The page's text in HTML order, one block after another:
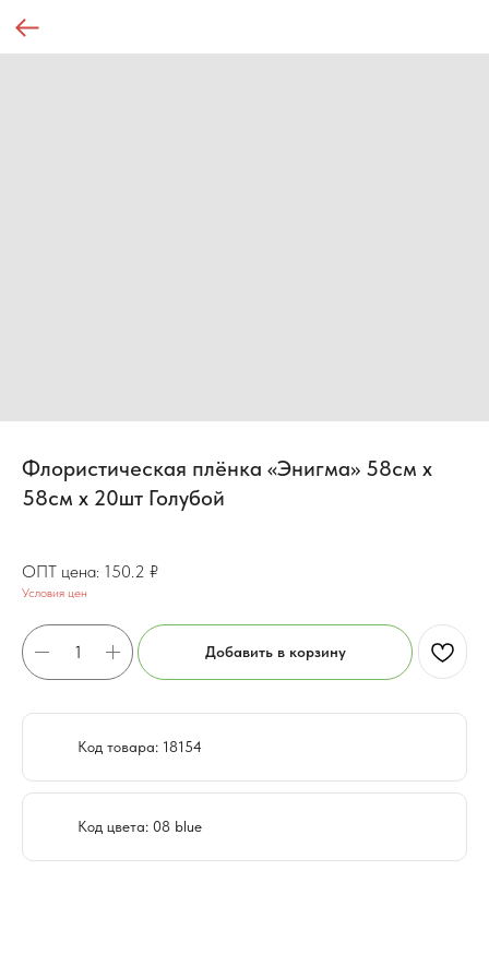
Флористическая плёнка «Энигма» 58см х
58см x 20шт Голубой
150.2 ₽
Условия цен
Добавить в корзину
Код товара: 18154
Код цвета: 08 blue